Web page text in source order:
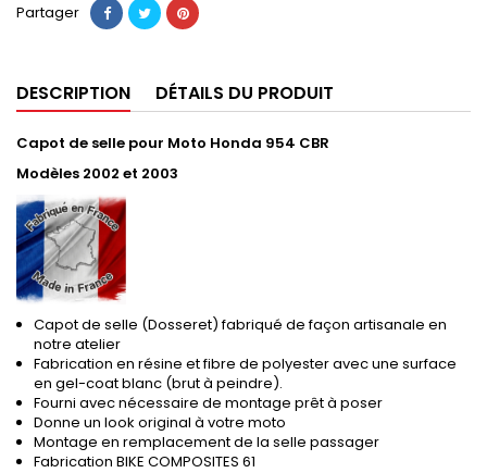
Partager
DESCRIPTION DÉTAILS DU PRODUIT
Capot de selle pour Moto Honda 954 CBR
Modèles 2002 et 2003
Capot de selle (Dosseret) fabriqué de façon artisanale en
notre atelier
Fabrication en résine et fibre de polyester avec une surface
en gel-coat blanc (brut à peindre).
Fourni avec nécessaire de montage prêt à poser
Donne un look original à votre moto
Montage en remplacement de la selle passager
Fabrication BIKE COMPOSITES 61